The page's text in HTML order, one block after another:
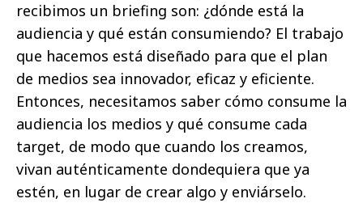
recibimos un briefing son: ¿dónde está la
audiencia y qué están consumiendo? El trabajo
que hacemos está diseñado para que el plan
de medios sea innovador, eficaz y eficiente.
Entonces, necesitamos saber cómo consume la
audiencia los medios y qué consume cada
target, de modo que cuando los creamos,
vivan auténticamente dondequiera que ya
estén, en lugar de crear algo y enviárselo.